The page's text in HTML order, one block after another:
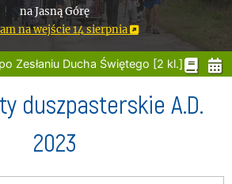
na Jasną Górę
na wejście 14 sierpnia
Zesłaniu Ducha Świętego [2 kl.]
duszpasterskie A.D.
2023